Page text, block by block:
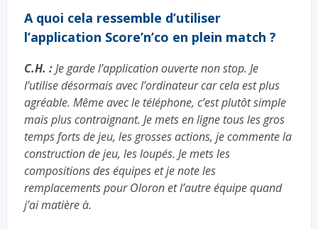
A quoi cela ressemble d’utiliser
l’application Score’n’co en plein match ?
C.H. :Je garde l’application ouverte non stop. Je
l’utilise désormais avec l’ordinateur car cela est plus
agréable. Même avec le téléphone, c’est plutôt simple
mais plus contraignant. Je mets en ligne tous les gros
temps forts de jeu, les grosses actions, je commente la
construction de jeu, les loupés. Je mets les
compositions des équipes et je note les
remplacements pour Oloron et l’autre équipe quand
j’ai matière à.